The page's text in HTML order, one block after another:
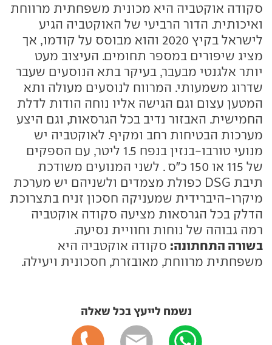
סקודה אוקטביה היא מכונית משפחתית מרווחת
ואיכותית. הדור הרביעי של האוקטביה הגיע
לישראל בקיץ 2020 והוא מבוסס על קודמו, אך
מציג שיפורים במספר תחומים. העיצוב מעט
יותר אלגנטי מבעבר, בעיקר בתא הנוסעים שעבר
שדרוג משמעותי. המרווח לנוסעים מעולה ותא
המטען עצום וגם הגישה אליו נוחה הודות לדלת
החמישית. האבזור נדיב בכל הגרסאות, וגם היצע
מערכות הבטיחות רחב ומקיף. לאוקטביה יש
מנועי טורבו-בנזין בנפח 1.5 ליטר, עם הספקים
של 115 או 150 כ"ס . לשני המנועים משודכת
תיבת DSG כפולת מצמדים ולשניהם יש מערכת
מיקרו-היברידית שמעניקה חסכון זניח בתצרוכת
הדלק בכל הגרסאות מציעה סקודה אוקטביה
רמה גבוהה של נוחות וחוויית נסיעה.
בשורה התחתונה: סקודה אוקטביה היא
משפחתית מרווחת, מאובזרת, חסכונית ויעילה.
נשמח לייעץ בכל שאלה